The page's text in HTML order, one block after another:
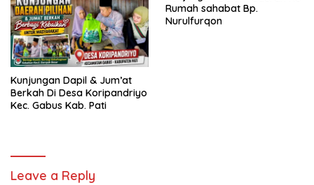
Kunjungan Dapil & Jum’at
Berkah Di Desa Koripandriyo
Kec. Gabus Kab. Pati
Rumah sahabat Bp.
Nurulfurqon
Leave a Reply